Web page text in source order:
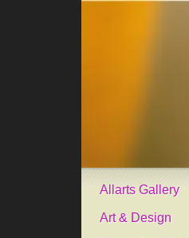
Allarts Gallery
Art & Design